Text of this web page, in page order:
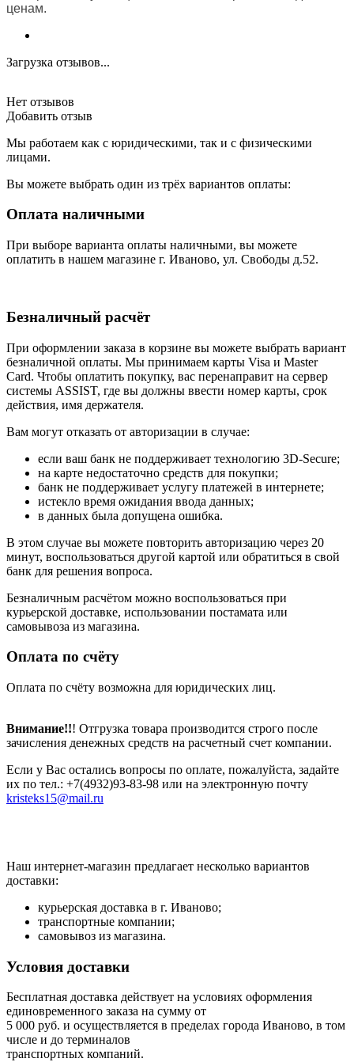
ценам.
Загрузка отзывов...
Нет отзывов
Добавить отзыв
Мы работаем как с юридическими, так и с физическими
лицами.
Вы можете выбрать один из трёх вариантов оплаты:
Оплата наличными
При выборе варианта оплаты наличными, вы можете
оплатить в нашем магазине г. Иваново, ул. Свободы д.52.
Безналичный расчёт
При оформлении заказа в корзине вы можете выбрать вариант
безналичной оплаты. Мы принимаем карты Visa и Master
Card. Чтобы оплатить покупку, вас перенаправит на сервер
системы ASSIST, где вы должны ввести номер карты, срок
действия, имя держателя.
Вам могут отказать от авторизации в случае:
если ваш банк не поддерживает технологию 3D-Secure;
на карте недостаточно средств для покупки;
банк не поддерживает услугу платежей в интернете;
истекло время ожидания ввода данных;
в данных была допущена ошибка.
В этом случае вы можете повторить авторизацию через 20
минут, воспользоваться другой картой или обратиться в свой
банк для решения вопроса.
Безналичным расчётом можно воспользоваться при
курьерской доставке, использовании постамата или
самовывоза из магазина.
Оплата по счёту
Оплата по счёту возможна для юридических лиц.
Внимание!!! Отгрузка товара производится строго после
зачисления денежных средств на расчетный счет компании.
Если у Вас остались вопросы по оплате, пожалуйста, задайте
их по тел.: +7(4932)93-83-98 или на электронную почту
kristeks15@mail.ru
Наш интернет-магазин предлагает несколько вариантов
доставки:
курьерская доставка в г. Иваново;
транспортные компании;
самовывоз из магазина.
Условия доставки
Бесплатная доставка действует на условиях оформления
единовременного заказа на сумму от
5 000 руб. и осуществляется в пределах города Иваново, в том
числе и до терминалов
транспортных компаний.